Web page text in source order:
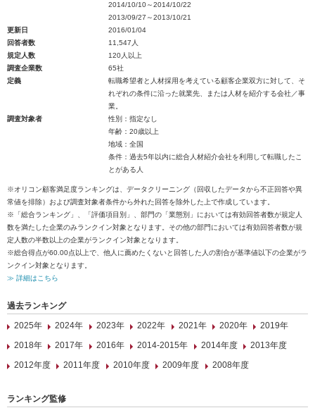
2014/10/10～2014/10/22
2013/09/27～2013/10/21
更新日
2016/01/04
回答者数
11,547人
規定人数
120人以上
調査企業数
65社
定義
転職希望者と人材採用を考えている顧客企業双方に対して、そ
れぞれの条件に沿った就業先、または人材を紹介する会社／事
業。
調査対象者
性別：指定なし
年齢：20歳以上
地域：全国
条件：過去5年以内に総合人材紹介会社を利用して転職したこ
とがある人
※オリコン顧客満足度ランキングは、データクリーニング（回収したデータから不正回答や異
常値を排除）および調査対象者条件から外れた回答を除外した上で作成しています。
※「総合ランキング」、「評価項目別」、部門の「業態別」においては有効回答者数が規定人
数を満たした企業のみランクイン対象となります。その他の部門においては有効回答者数が規
定人数の半数以上の企業がランクイン対象となります。
※総合得点が60.00点以上で、他人に薦めたくないと回答した人の割合が基準値以下の企業がラ
ンクイン対象となります。
≫ 詳細はこちら
過去ランキング
2025年
2024年 2023年 2022年 2021年 2020年
2019年
2018年
2017年 2016年 2014-2015年 2014年度
2013年度
2012年度
2011年度 2010年度 2009年度 2008年度
ランキング監修